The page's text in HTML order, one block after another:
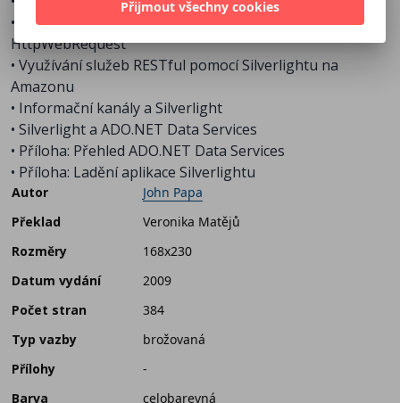
• Užití služeb RESTful prostřednictvím tříd WebClient a
HttpWebRequest
• Využívání služeb RESTful pomocí Silverlightu na
Amazonu
• Informační kanály a Silverlight
• Silverlight a ADO.NET Data Services
• Příloha: Přehled ADO.NET Data Services
• Příloha: Ladění aplikace Silverlightu
Autor
John Papa
Překlad
Veronika Matějů
Rozměry
168x230
Datum vydání
2009
Počet stran
384
Typ vazby
brožovaná
Přílohy
-
Barva
celobarevná
Přijmout všechny cookies